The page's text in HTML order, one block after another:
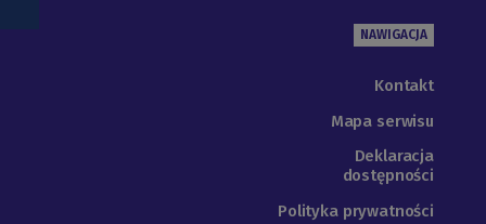
NAWIGACJA
Kontakt
Mapa serwisu
Deklaracja
dostępności
Polityka prywatności